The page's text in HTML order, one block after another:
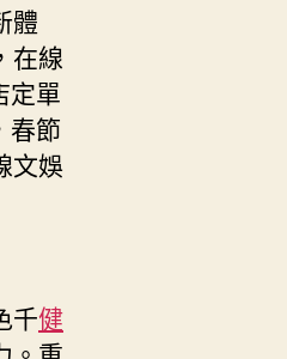
體
在線
定單
春節
文娛
千健